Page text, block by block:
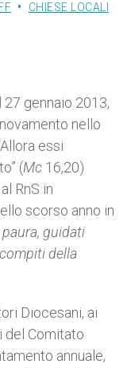
CHIESE LOCALI
27 gennaio 2013,
nello
essi
(Mc 16,20)
RnS in
scorso anno in
guidati
della
Diocesani, ai
del Comitato
annuale,